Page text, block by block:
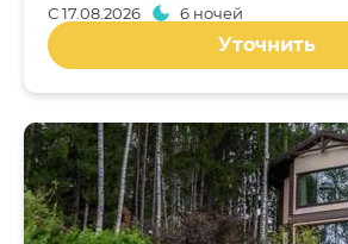
С17.08.2026 6 ночей
Уточнить